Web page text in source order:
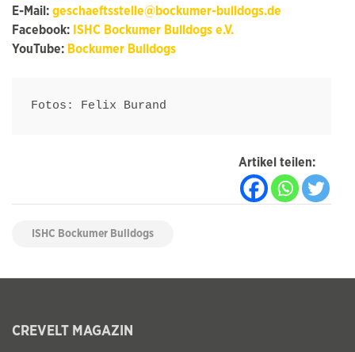
E-Mail: geschaeftsstelle@bockumer-bulldogs.de
Facebook: ISHC Bockumer Bulldogs e.V.
YouTube: Bockumer Bulldogs
Fotos: Felix Burand
Artikel teilen:
ISHC Bockumer Bulldogs
CREVELT MAGAZIN